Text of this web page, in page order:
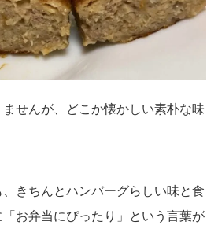
せんが、どこか懐かしい素朴な味
きちんとハンバーグらしい味と食
お弁当にぴったり」という言葉が